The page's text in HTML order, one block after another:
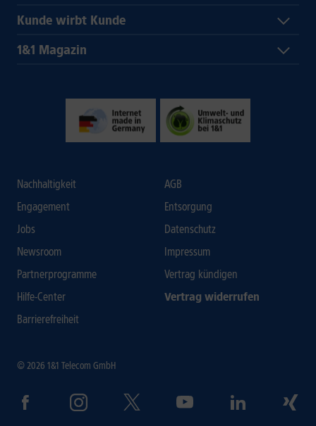
Kunde wirbt Kunde
1&1 Magazin
Nachhaltigkeit
Engagement
Jobs
Newsroom
Partnerprogramme
Hilfe-Center
Barrierefreiheit
AGB
Entsorgung
Datenschutz
Impressum
Vertrag kündigen
Vertrag widerrufen
© 2026 1&1 Telecom GmbH